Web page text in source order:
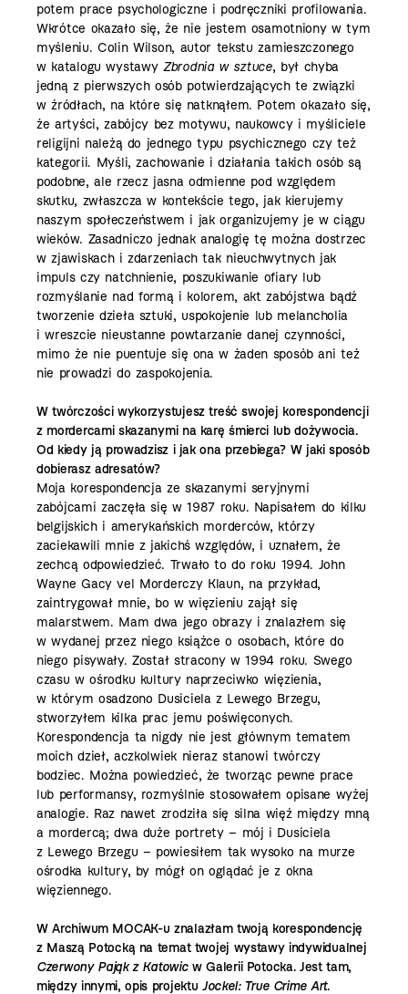
potem prace psychologiczne i podręczniki profilowania.
Wkrótce okazało się, że nie jestem osamotniony w tym
myśleniu. Colin Wilson, autor tekstu zamieszczonego
w katalogu wystawy Zbrodnia w sztuce, był chyba
jedną z pierwszych osób potwierdzających te związki
w źródłach, na które się natknąłem. Potem okazało się,
że artyści, zabójcy bez motywu, naukowcy i myśliciele
religijni należą do jednego typu psychicznego czy też
kategorii. Myśli, zachowanie i działania takich osób są
podobne, ale rzecz jasna odmienne pod względem
skutku, zwłaszcza w kontekście tego, jak kierujemy
naszym społeczeństwem i jak organizujemy je w ciągu
wieków. Zasadniczo jednak analogię tę można dostrzec
w zjawiskach i zdarzeniach tak nieuchwytnych jak
impuls czy natchnienie, poszukiwanie ofiary lub
rozmyślanie nad formą i kolorem, akt zabójstwa bądź
tworzenie dzieła sztuki, uspokojenie lub melancholia
i wreszcie nieustanne powtarzanie danej czynności,
mimo że nie puentuje się ona w żaden sposób ani też
nie prowadzi do zaspokojenia.
W twórczości wykorzystujesz treść swojej korespondencji
z mordercami skazanymi na karę śmierci lub dożywocia.
Od kiedy ją prowadzisz i jak ona przebiega? W jaki sposób
dobierasz adresatów?
Moja korespondencja ze skazanymi seryjnymi
zabójcami zaczęła się w 1987 roku. Napisałem do kilku
belgijskich i amerykańskich morderców, którzy
zaciekawili mnie z jakichś względów, i uznałem, że
zechcą odpowiedzieć. Trwało to do roku 1994. John
Wayne Gacy vel Morderczy Klaun, na przykład,
zaintrygował mnie, bo w więzieniu zajął się
malarstwem. Mam dwa jego obrazy i znalazłem się
w wydanej przez niego książce o osobach, które do
niego pisywały. Został stracony w 1994 roku. Swego
czasu w ośrodku kultury naprzeciwko więzienia,
w którym osadzono Dusiciela z Lewego Brzegu,
stworzyłem kilka prac jemu poświęconych.
Korespondencja ta nigdy nie jest głównym tematem
moich dzieł, aczkolwiek nieraz stanowi twórczy
bodziec. Można powiedzieć, że tworząc pewne prace
lub performansy, rozmyślnie stosowałem opisane wyżej
analogie. Raz nawet zrodziła się silna więź między mną
a mordercą; dwa duże portrety – mój i Dusiciela
z Lewego Brzegu – powiesiłem tak wysoko na murze
ośrodka kultury, by mógł on oglądać je z okna
więziennego.
W Archiwum MOCAK-u znalazłam twoją korespondencję
z Maszą Potocką na temat twojej wystawy indywidualnej
Czerwony Pająk z Katowicw Galerii Potocka. Jest tam,
między innymi, opis projektu Jockel: True Crime Art.